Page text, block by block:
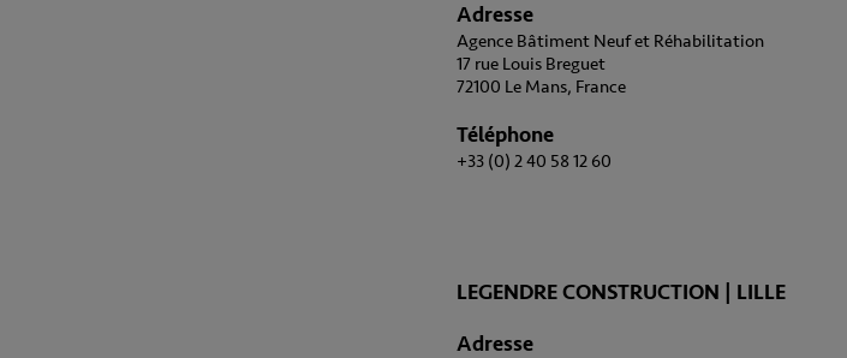
Adresse
Agence Bâtiment Neuf et Réhabilitation
17 rue Louis Breguet
72100 Le Mans, France
Téléphone
+33 (0) 2 40 58 12 60
LEGENDRE CONSTRUCTION | LILLE
Adresse